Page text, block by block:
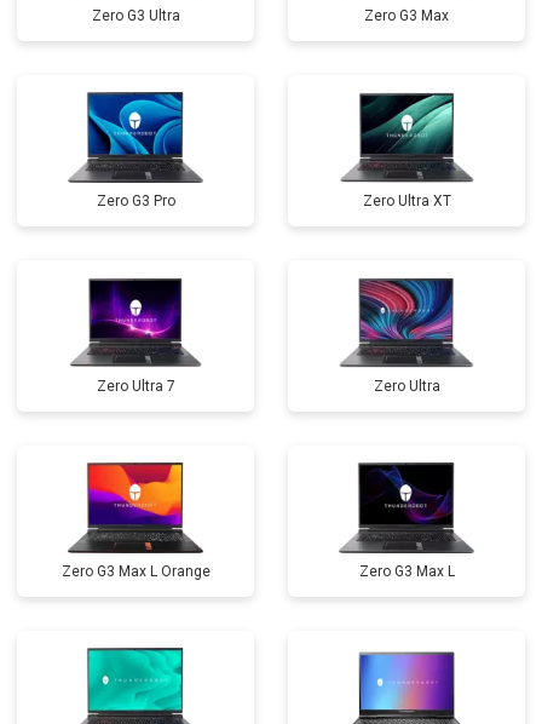
Замена северного моста от 3500 ₽
Zero G3 Ultra Zero G3 Max
Zero G3 Pro Zero Ultra XT
Zero Ultra 7 Zero Ultra
Zero G3 Max L Orange Zero G3 Max L